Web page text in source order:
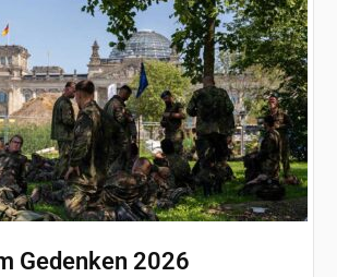
Gedenken 2026